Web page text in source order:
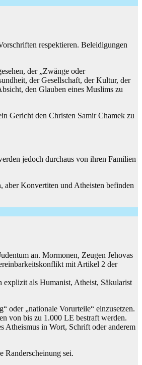
respektieren. Beleidigungen
der „Zwänge oder
der Gesellschaft, der Kultur, der
den Glauben eines Muslims zu
Gericht den Christen Samir Chamek zu
jedoch durchaus von ihren Familien
aber Konvertiten und Atheisten befinden
an. Mormonen, Zeugen Jehovas
mit Artikel 2 der
explizit als Humanist, Atheist, Säkularist
oder „nationale Vorurteile“ einzusetzen.
von bis zu 1.000 LE bestraft werden.
Atheismus in Wort, Schrift oder anderem
Randerscheinung sei.